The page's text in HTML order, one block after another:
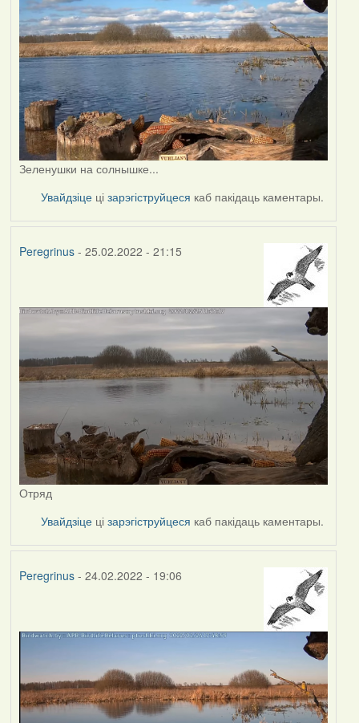
Зеленушки на солнышке...
Увайдзіце цізарэгіструйцеся каб пакідаць каментары.
Peregrinus- 25.02.2022 - 21:15
Отряд
Увайдзіце цізарэгіструйцеся каб пакідаць каментары.
Peregrinus- 24.02.2022 - 19:06